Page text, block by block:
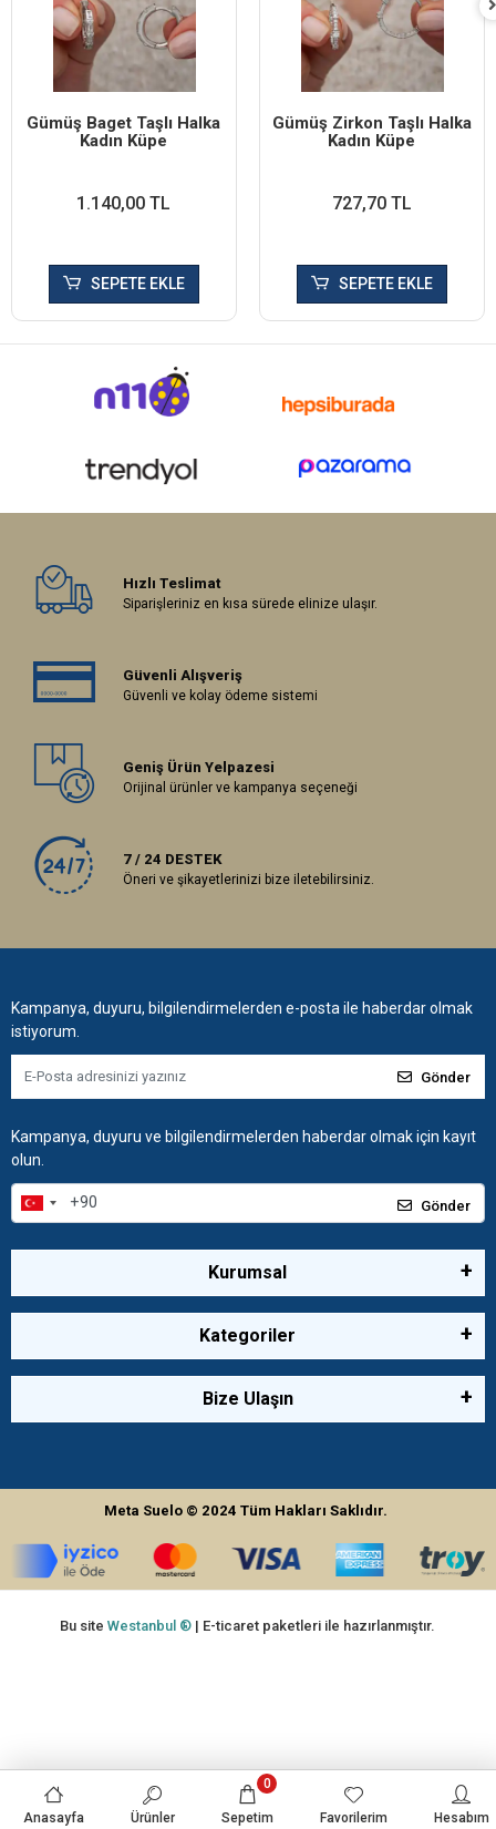
Gümüş Baget Taşlı Halka
Kadın Küpe
1.140,00 TL
SEPETE EKLE
Gümüş Zirkon Taşlı Halka
Kadın Küpe
727,70 TL
SEPETE EKLE
Hızlı Teslimat
Siparişleriniz en kısa sürede elinize ulaşır.
Güvenli Alışveriş
Güvenli ve kolay ödeme sistemi
Geniş Ürün Yelpazesi
Orijinal ürünler ve kampanya seçeneği
7 / 24 DESTEK
Öneri ve şikayetlerinizi bize iletebilirsiniz.
Kampanya, duyuru, bilgilendirmelerden e-posta ile haberdar olmak
istiyorum.
Gönder
Kampanya, duyuru ve bilgilendirmelerden haberdar olmak için kayıt
olun.
Gönder
Kurumsal
Kategoriler
Bize Ulaşın
Meta Suelo © 2024Tüm Hakları Saklıdır.
Anasayfa Ürünler Sepetim
0
Favorilerim Hesabım
Bu siteWestanbul ® | E-ticaret paketleri ile hazırlanmıştır.